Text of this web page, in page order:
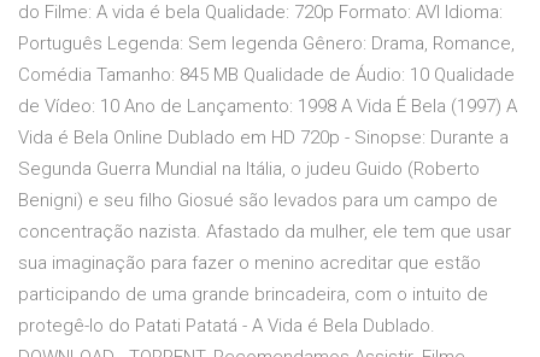
do Filme: A vida é bela Qualidade: 720p Formato: AVI Idioma:
Português Legenda: Sem legenda Gênero: Drama, Romance,
Comédia Tamanho: 845 MB Qualidade de Áudio: 10 Qualidade
de Vídeo: 10 Ano de Lançamento: 1998 A Vida É Bela (1997) A
Vida é Bela Online Dublado em HD 720p - Sinopse: Durante a
Segunda Guerra Mundial na Itália, o judeu Guido (Roberto
Benigni) e seu filho Giosué são levados para um campo de
concentração nazista. Afastado da mulher, ele tem que usar
sua imaginação para fazer o menino acreditar que estão
participando de uma grande brincadeira, com o intuito de
protegê-lo do Patati Patatá - A Vida é Bela Dublado.